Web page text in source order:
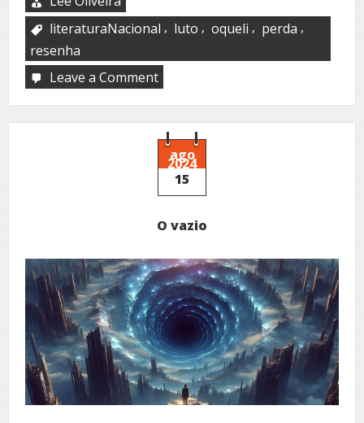
literaturaNacional , luto , oqueli , perda ,
resenha
Leave a Commenton
ago
2024
15
O vazio